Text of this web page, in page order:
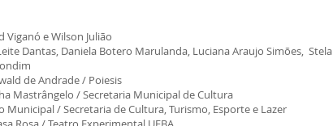
Viganó e Wilson Julião
Dantas, Daniela Botero Marulanda, Luciana Araujo Simões, Stela
de Andrade / Poiesis
Mastrângelo / Secretaria Municipal de Cultura
Municipal / Secretaria de Cultura, Turismo, Esporte e Lazer